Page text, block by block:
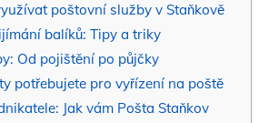
poštovní služby v Staňkově
balíků: Tipy a triky
Od pojištění po půjčky
potřebujete pro vyřízení na poště
Jak vám Pošta Staňkov